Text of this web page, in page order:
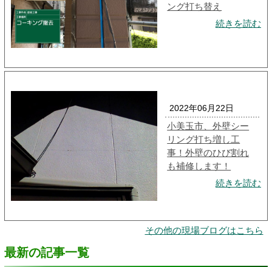
ング打ち替え
続きを読む
2022年06月22日
小美玉市、外壁シー
リング打ち増し工
事！外壁のひび割れ
も補修します！
続きを読む
その他の現場ブログはこちら
最新の記事一覧